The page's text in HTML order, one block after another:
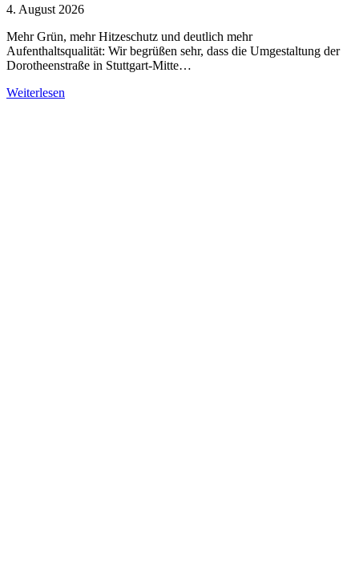
4. August 2026
Mehr Grün, mehr Hitzeschutz und deutlich mehr
Aufenthaltsqualität: Wir begrüßen sehr, dass die Umgestaltung der
Dorotheenstraße in Stuttgart-Mitte…
Weiterlesen